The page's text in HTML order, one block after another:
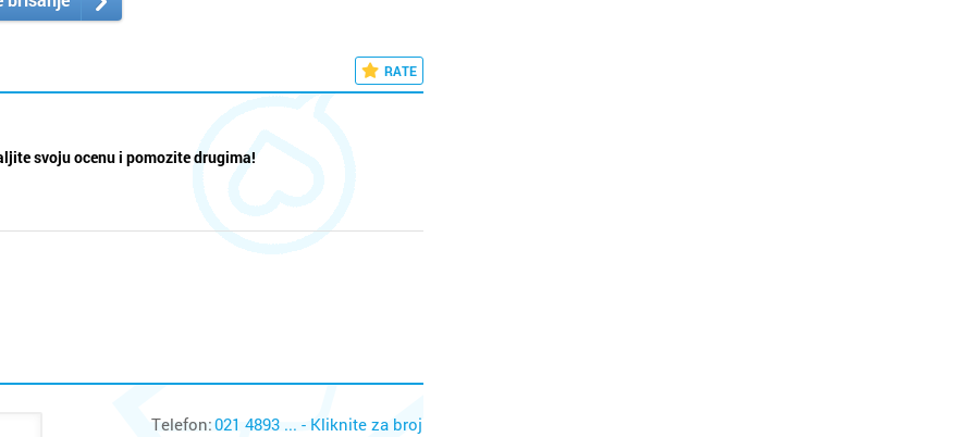
RATE
svoju ocenu i pomozite drugima!
Telefon:021 4893 ... - Kliknite za broj